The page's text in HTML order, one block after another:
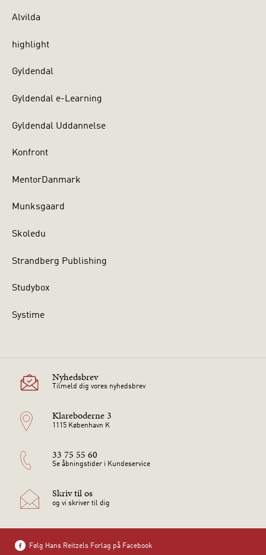
Alvilda
highlight
Gyldendal
Gyldendal e-Learning
Gyldendal Uddannelse
Konfront
MentorDanmark
Munksgaard
Skoledu
Strandberg Publishing
Studybox
Systime
Nyhedsbrev
Tilmeld dig vores nyhedsbrev
Klareboderne 3
1115 København K
33 75 55 60
Se åbningstider i Kundeservice
Skriv til os
og vi skriver til dig
Følg Hans Reitzels Forlag på Facebook